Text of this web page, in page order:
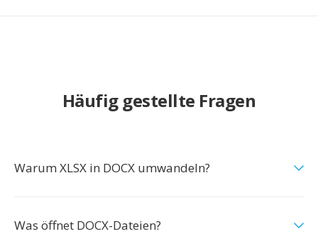
Häufig gestellte Fragen
Warum XLSX in DOCX umwandeln?
Was öffnet DOCX-Dateien?